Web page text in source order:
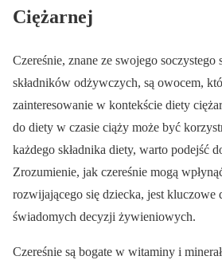
Ciężarnej
Czereśnie, znane ze swojego soczystego
składników odżywczych, są owocem,
zainteresowanie w kontekście diety
do diety w czasie ciąży może być
każdego składnika diety, warto podejść
Zrozumienie, jak czereśnie mogą
rozwijającego się dziecka, jest kluczowe
świadomych decyzji żywieniowych.
Czereśnie są bogate w witaminy i